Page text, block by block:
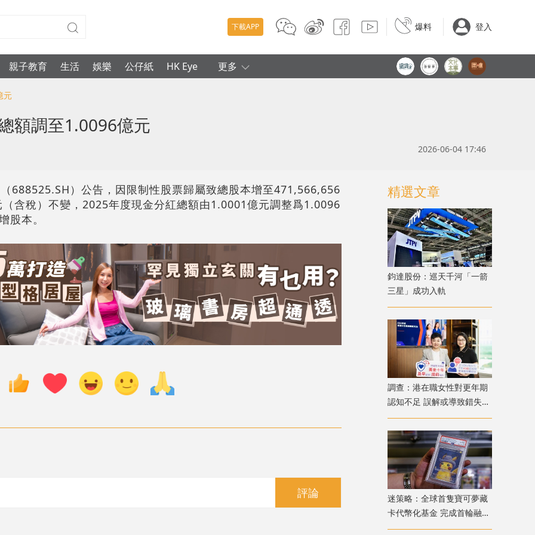
下載APP 爆料 登入
親子教育 生活 娛樂 公仔紙 HK Eye 更多
元
額調至1.0096億元
2026-06-04 17:46
688525.SH）公告，因限制性股票歸屬致總股本增至471,566,656
含稅）不變，2025年度現金分紅總額由1.0001億元調整爲1.0096
股本。
評論
精選文章
鈞達股份：巡天千河「一箭
三星」成功入軌
調查：港在職女性對更年期
認知不足 誤解或導致錯失
「黃金預防期」
迷策略：全球首隻寶可夢藏
卡代幣化基金 完成首輪融資
兼獲超購